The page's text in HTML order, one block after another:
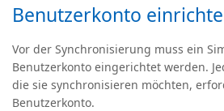
Benutzerkonto
Vor der Synchronisierung muss ein
Benutzerkonto eingerichtet werden.
die sie synchronisieren möchten,
Benutzerkonto.